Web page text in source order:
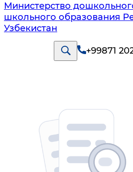
Министерство
школьного образования
Узбекистан
+99871